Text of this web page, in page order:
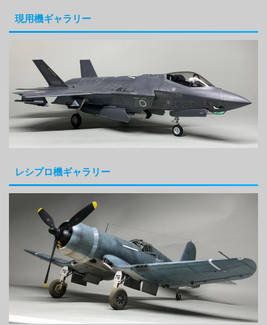
現用機ギャラリー
レシプロ機ギャラリー